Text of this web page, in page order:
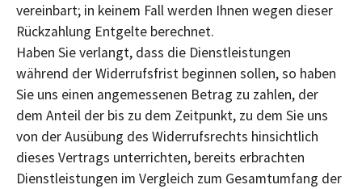
vereinbart; in keinem Fall werden Ihnen wegen dieser
Rückzahlung Entgelte berechnet.
Haben Sie verlangt, dass die Dienstleistungen
während der Widerrufsfrist beginnen sollen, so haben
Sie uns einen angemessenen Betrag zu zahlen, der
dem Anteil der bis zu dem Zeitpunkt, zu dem Sie uns
von der Ausübung des Widerrufsrechts hinsichtlich
dieses Vertrags unterrichten, bereits erbrachten
Dienstleistungen im Vergleich zum Gesamtumfang der